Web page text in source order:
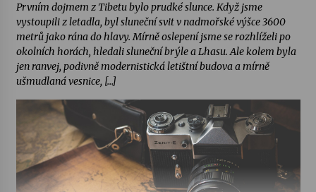
Prvním dojmem z Tibetu bylo prudké slunce. Když jsme
vystoupili z letadla, byl sluneční svit v nadmořské výšce 3600
metrů jako rána do hlavy. Mírně oslepení jsme se rozhlíželi po
okolních horách, hledali sluneční brýle a Lhasu. Ale kolem byla
jen ranvej, podivně modernistická letištní budova a mírně
ušmudlaná vesnice, […]